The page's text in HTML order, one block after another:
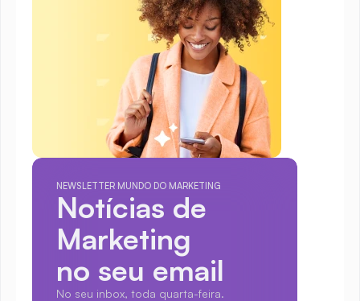
NEWSLETTER MUNDO DO MARKETING
Notícias de
Marketing
no seu email
No seu inbox, toda quarta-feira.